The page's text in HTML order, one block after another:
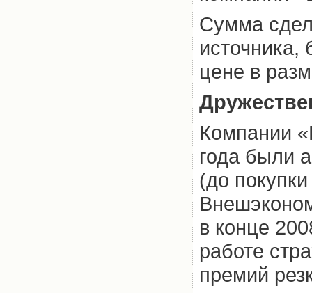
Сумма
источника,
цене в
Компании
года были
(до
в конце
работе
премий